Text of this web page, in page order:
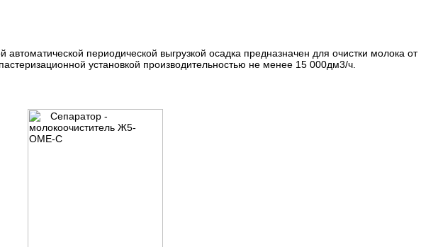
периодической выгрузкой осадка предназначен для очистки молока от
установкой производительностью не менее 15 000дм3/ч.